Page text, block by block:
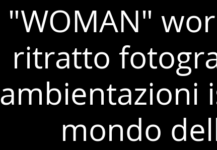
"WOMAN"
ritratto
ambientazioni
mondo